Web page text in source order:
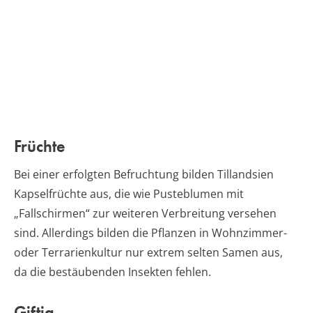
Früchte
Bei einer erfolgten Befruchtung bilden Tillandsien
Kapselfrüchte aus, die wie Pusteblumen mit
„Fallschirmen“ zur weiteren Verbreitung versehen
sind. Allerdings bilden die Pflanzen in Wohnzimmer-
oder Terrarienkultur nur extrem selten Samen aus,
da die bestäubenden Insekten fehlen.